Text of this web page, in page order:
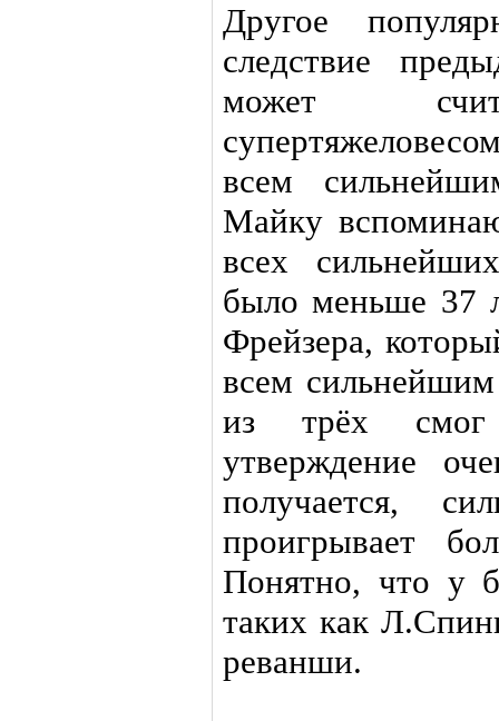
Другое
следствие
может
всем
Майку
всех
было меньше 37
Фрейзера,
всем
из трёх
утверждение
получается,
проигрывает
Понятно, что у
таких как
реванши.